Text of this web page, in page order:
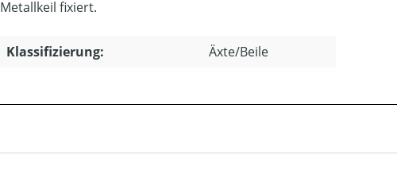
Metallkeil fixiert.
Klassifizierung: Äxte/Beile